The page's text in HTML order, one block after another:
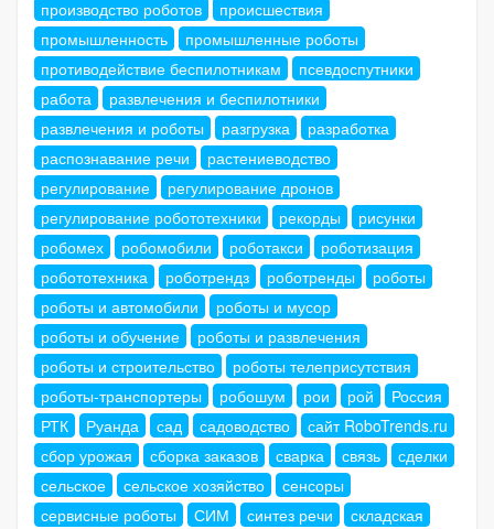
производство роботов
происшествия
промышленность
промышленные роботы
противодействие беспилотникам
псевдоспутники
работа
развлечения и беспилотники
развлечения и роботы
разгрузка
разработка
распознавание речи
растениеводство
регулирование
регулирование дронов
регулирование робототехники
рекорды
рисунки
робомех
робомобили роботакси
роботизация
робототехника
роботрендз роботренды
роботы
роботы и автомобили
роботы и мусор
роботы и обучение
роботы и развлечения
роботы и строительство
роботы телеприсутствия
роботы-транспортеры
робошум рои рой
Россия
РТК
Руанда сад садоводство
сайт RoboTrends.ru
сбор урожая
сборка заказов сварка связь
сделки
сельское
сельское хозяйство
сенсоры
сервисные роботы
СИМ синтез речи
складская